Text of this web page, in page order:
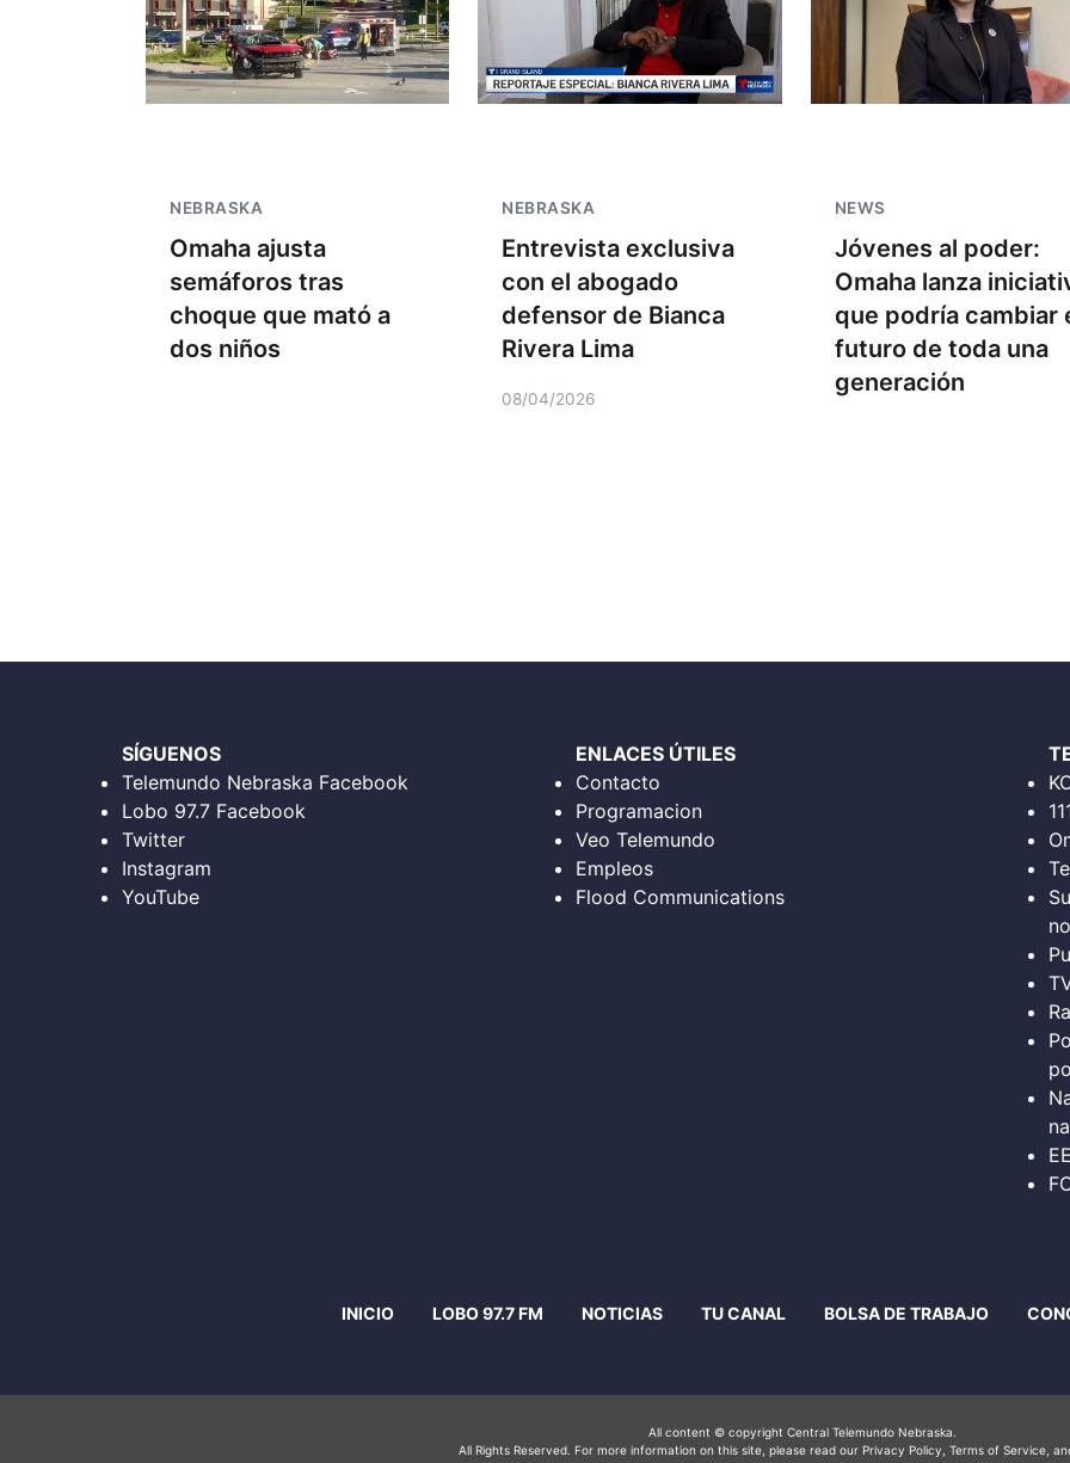
NEBRASKA
Omaha ajusta
semáforos tras
choque que mató a
dos niños
NEBRASKA
Entrevista exclusiva
con el abogado
defensor de Bianca
Rivera Lima
08/04/2026
NEWS
Jóvenes al poder:
Omaha lanza
que podría cambiar
futuro de toda una
generación
SÍGUENOS
Telemundo Nebraska Facebook
Lobo 97.7 Facebook
Twitter
Instagram
YouTube
ENLACES ÚTILES
Contacto
Programacion
Veo Telemundo
Empleos
Flood Communications
INICIO LOBO 97.7 FM NOTICIAS TU CANAL BOLSA DE TRABAJO
All content © copyright Central Telemundo Nebraska.
All Rights Reserved. For more information on this site, please read our Privacy Policy , Terms of Service,